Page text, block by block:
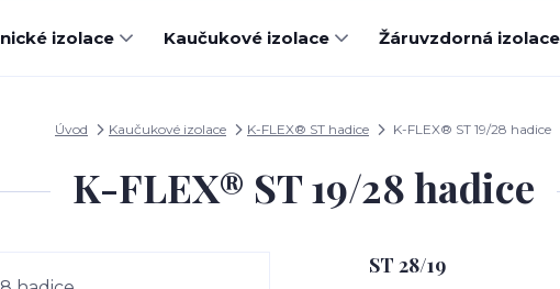
izolace Kaučukové izolace Žáruvzdorná izolace
Úvod Kaučukové izolace K-FLEX® ST hadice K-FLEX® ST 19/28 hadice
K-FLEX® ST 19/28 hadice
ST 28/19